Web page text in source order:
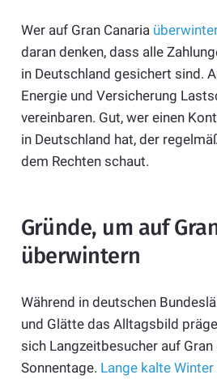
Wer auf Gran Canaria
daran denken, dass alle
in Deutschland gesichert sind.
Energie und Versicherung
vereinbaren. Gut, wer einen
in Deutschland hat, der
dem Rechten schaut.
Gründe, um auf
überwintern
Während in deutschen
und Glätte das Alltagsbild
sich Langzeitbesucher auf
Sonnentage. Lange kalte